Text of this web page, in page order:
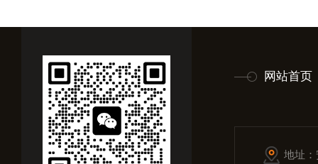
网站首页
地址